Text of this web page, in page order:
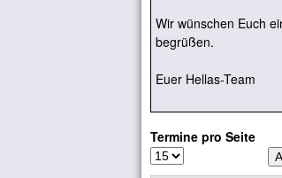
Wir wünschen Euch
begrüßen.
Euer Hellas-Team
Termine pro Seite